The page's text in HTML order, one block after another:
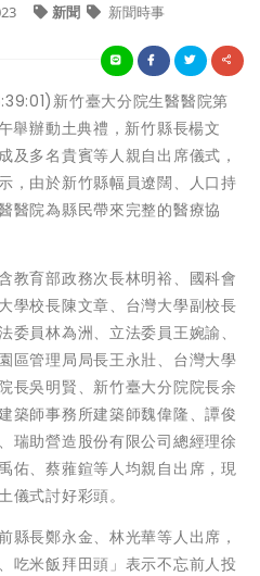
新聞 新聞時事
新竹臺大分院生醫醫院第
舉辦動土典禮，新竹縣長楊文
及多名貴賓等人親自出席儀式，
，由於新竹縣幅員遼闊、人口持
醫院為縣民帶來完整的醫療協
教育部政務次長林明裕、國科會
學校長陳文章、台灣大學副校長
員林為洲、立法委員王婉諭、
區管理局局長王永壯、台灣大學
長吳明賢、新竹臺大分院院長余
築師事務所建築師魏偉隆、譚俊
瑞助營造股份有限公司總經理徐
佑、蔡蕥鍹等人均親自出席，現
儀式討好彩頭。
縣長鄭永金、林光華等人出席，
吃米飯拜田頭」表示不忘前人投